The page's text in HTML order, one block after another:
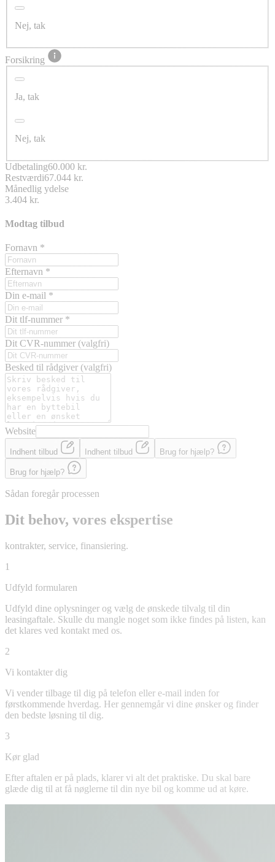
Nej, tak
Forsikring
Ja, tak
Nej, tak
Udbetaling60.000 kr.
Restværdi67.044 kr.
Månedlig ydelse
3.404 kr.
Modtag tilbud
Fornavn *
Efternavn *
Din e-mail *
Dit tlf-nummer *
Dit CVR-nummer (valgfri)
Besked til rådgiver (valgfri)
Website
Indhent tilbud Indhent tilbud Brug for hjælp?
Brug for hjælp?
Sådan foregår processen
Dit behov, vores ekspertise
kontrakter, service, finansiering.
1
Udfyld formularen
Udfyld dine oplysninger og vælg de ønskede tilvalg til din
leasingaftale. Skulle du mangle noget som ikke findes på listen, kan
det klares ved kontakt med os.
2
Vi kontakter dig
Vi vender tilbage til dig på telefon eller e-mail inden for
førstkommende hverdag. Her gennemgår vi dine ønsker og finder
den bedste løsning til dig.
3
Kør glad
Efter aftalen er på plads, klarer vi alt det praktiske. Du skal bare
glæde dig til at få nøglerne til din nye bil og komme ud at køre.